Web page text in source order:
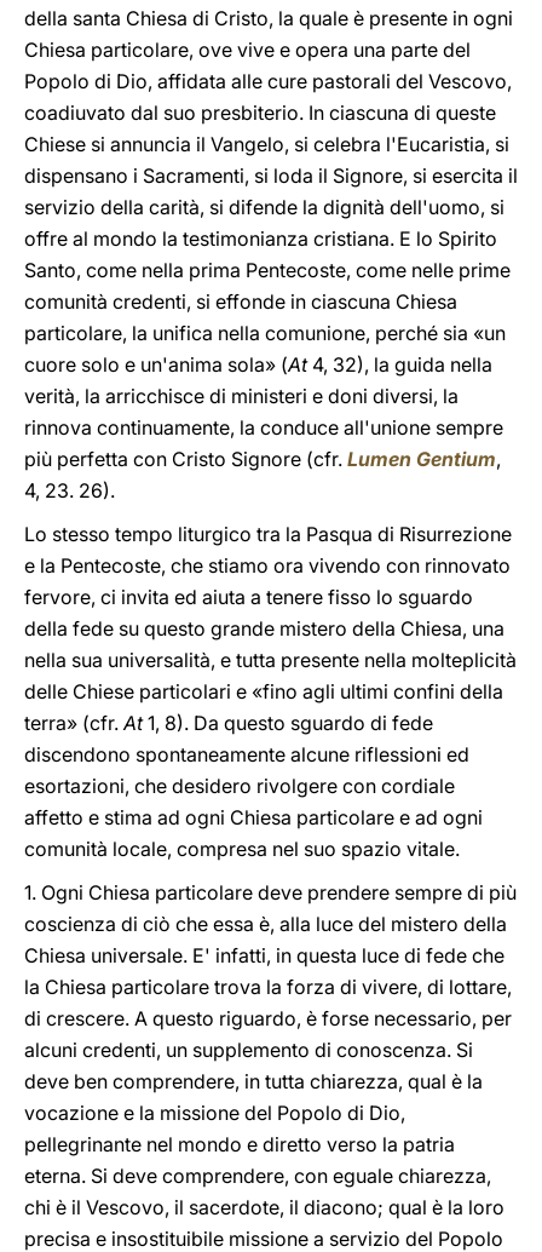
della santa Chiesa di Cristo, la quale è presente in ogni
Chiesa particolare, ove vive e opera una parte del
Popolo di Dio, affidata alle cure pastorali del Vescovo,
coadiuvato dal suo presbiterio. In ciascuna di queste
Chiese si annuncia il Vangelo, si celebra l'Eucaristia, si
dispensano i Sacramenti, si loda il Signore, si esercita il
servizio della carità, si difende la dignità dell'uomo, si
offre al mondo la testimonianza cristiana. E lo Spirito
Santo, come nella prima Pentecoste, come nelle prime
comunità credenti, si effonde in ciascuna Chiesa
particolare, la unifica nella comunione, perché sia «un
cuore solo e un'anima sola» (At4, 32), la guida nella
verità, la arricchisce di ministeri e doni diversi, la
rinnova continuamente, la conduce all'unione sempre
più perfetta con Cristo Signore (cfr. Lumen Gentium,
4, 23. 26).
Lo stesso tempo liturgico tra la Pasqua di Risurrezione
e la Pentecoste, che stiamo ora vivendo con rinnovato
fervore, ci invita ed aiuta a tenere fisso lo sguardo
della fede su questo grande mistero della Chiesa, una
nella sua universalità, e tutta presente nella molteplicità
delle Chiese particolari e «fino agli ultimi confini della
terra» (cfr.At1, 8). Da questo sguardo di fede
discendono spontaneamente alcune riflessioni ed
esortazioni, che desidero rivolgere con cordiale
affetto e stima ad ogni Chiesa particolare e ad ogni
comunità locale, compresa nel suo spazio vitale.
1. Ogni Chiesa particolare deve prendere sempre di più
coscienza di ciò che essa è, alla luce del mistero della
Chiesa universale. E' infatti, in questa luce di fede che
la Chiesa particolare trova la forza di vivere, di lottare,
di crescere. A questo riguardo, è forse necessario, per
alcuni credenti, un supplemento di conoscenza. Si
deve ben comprendere, in tutta chiarezza, qual è la
vocazione e la missione del Popolo di Dio,
pellegrinante nel mondo e diretto verso la patria
eterna. Si deve comprendere, con eguale chiarezza,
chi è il Vescovo, il sacerdote, il diacono; qual è la loro
precisa e insostituibile missione a servizio del Popolo